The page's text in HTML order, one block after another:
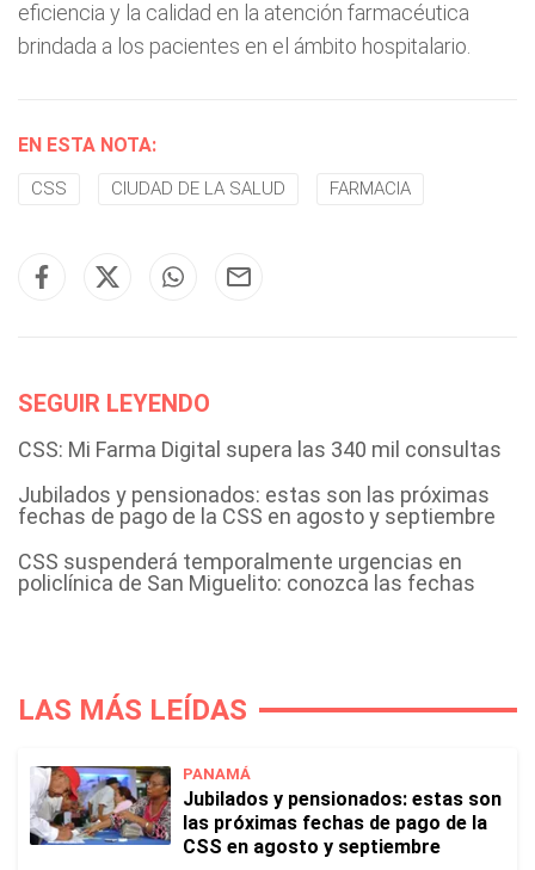
eficiencia y la calidad en la atención farmacéutica
brindada a los pacientes en el ámbito hospitalario.
EN ESTA NOTA:
CSS CIUDAD DE LA SALUD FARMACIA
SEGUIR LEYENDO
CSS: Mi Farma Digital supera las 340 mil consultas
Jubilados y pensionados: estas son las próximas
fechas de pago de la CSS en agosto y septiembre
CSS suspenderá temporalmente urgencias en
policlínica de San Miguelito: conozca las fechas
LAS MÁS LEÍDAS
PANAMÁ
Jubilados y pensionados: estas son
las próximas fechas de pago de la
CSS en agosto y septiembre